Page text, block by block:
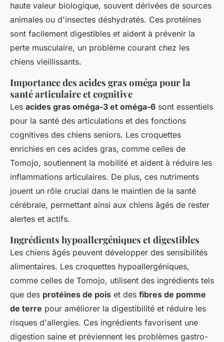
haute valeur biologique, souvent dérivées de sources
animales ou d'insectes déshydratés. Ces protéines
sont facilement digestibles et aident à prévenir la
perte musculaire, un problème courant chez les
chiens vieillissants.
Importance des acides gras oméga pour la
santé articulaire et cognitive
Les acides gras oméga-3 et oméga-6 sont essentiels
pour la santé des articulations et des fonctions
cognitives des chiens seniors. Les croquettes
enrichies en ces acides gras, comme celles de
Tomojo, soutiennent la mobilité et aident à réduire les
inflammations articulaires. De plus, ces nutriments
jouent un rôle crucial dans le maintien de la santé
cérébrale, permettant ainsi aux chiens âgés de rester
alertes et actifs.
Ingrédients hypoallergéniques et digestibles
Les chiens âgés peuvent développer des sensibilités
alimentaires. Les croquettes hypoallergéniques,
comme celles de Tomojo, utilisent des ingrédients tels
que des protéines de pois et des fibres de pomme
de terre pour améliorer la digestibilité et réduire les
risques d'allergies. Ces ingrédients favorisent une
digestion saine et préviennent les problèmes gastro-